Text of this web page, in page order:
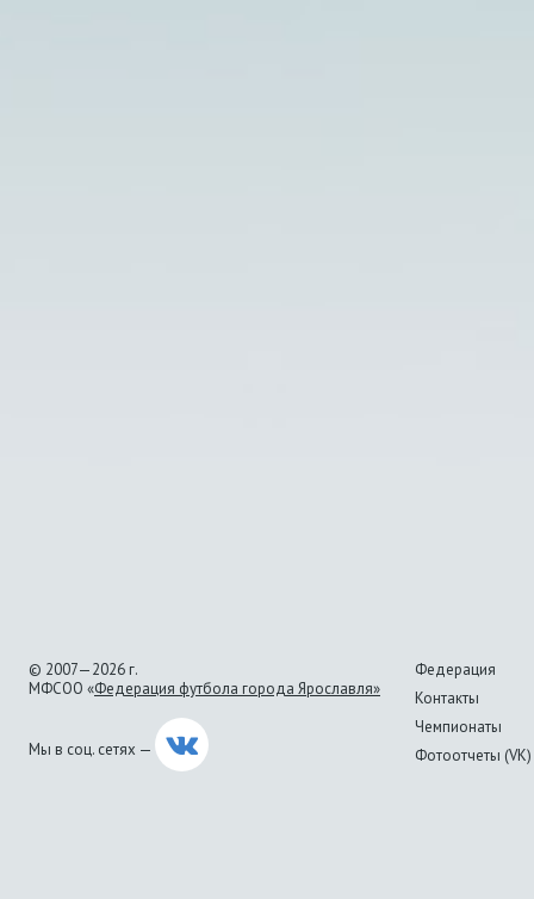
© 2007—2026 г.
МФСОО «Федерация футбола города Ярославля»
Мы в соц. сетях —
Федерация
Контакты
Чемпионаты
Фотоотчеты (VK)